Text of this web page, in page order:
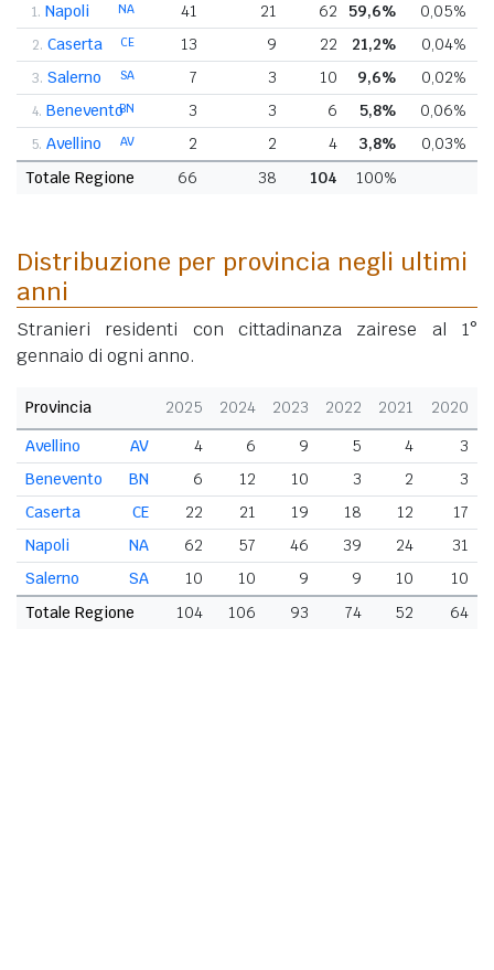
1. NA
Napoli 41 21 62 59,6% 0,05%
2. CE
Caserta 13 9 22 21,2% 0,04%
3. SA
Salerno 7 3 10 9,6% 0,02%
4. BN
Benevento 3 3 6 5,8% 0,06%
5. AV
Avellino 2 2 4 3,8% 0,03%
Totale Regione
66 38 104 100%
Distribuzione per provincia negli ultimi
anni
Stranieri residenti con cittadinanza zairese al 1°
gennaio di ogni anno.
Provincia 2025 2024 2023 2022 2021
2020
AV
Avellino 4 6 9 5 4
3
BN
Benevento 6 12 10 3 2
3
CE
Caserta 22 21 19 18 12
17
NA
Napoli 62 57 46 39 24
31
SA
Salerno 10 10 9 9 10
10
Totale Regione
104 106 93 74 52 64